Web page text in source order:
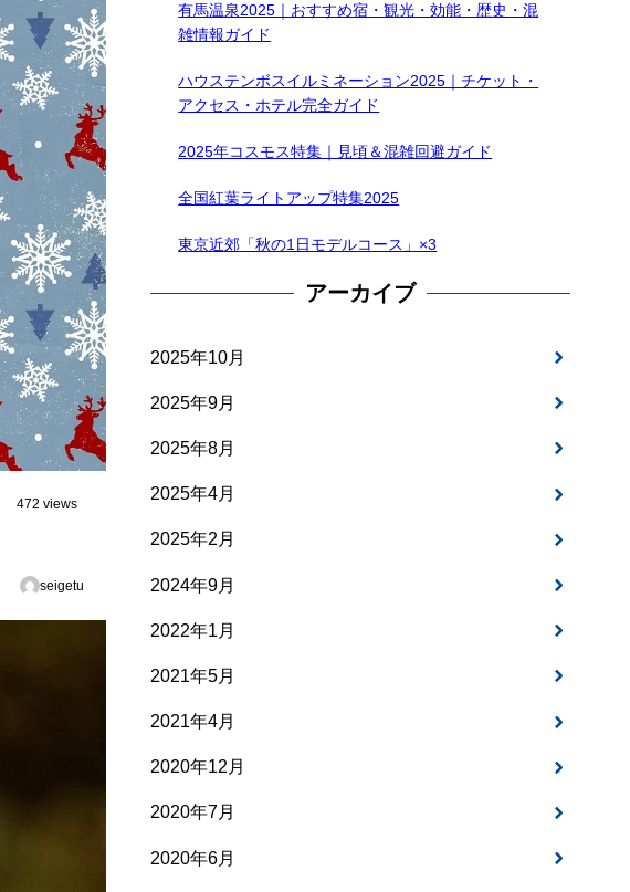
472 views
seigetu
有馬温泉2025｜おすすめ宿・観光・効能・歴史・混
雑情報ガイド
ハウステンボスイルミネーション2025｜チケット・
アクセス・ホテル完全ガイド
2025年コスモス特集｜見頃＆混雑回避ガイド
全国紅葉ライトアップ特集2025
東京近郊「秋の1日モデルコース」×3
アーカイブ
2025年10月
2025年9月
2025年8月
2025年4月
2025年2月
2024年9月
2022年1月
2021年5月
2021年4月
2020年12月
2020年7月
2020年6月